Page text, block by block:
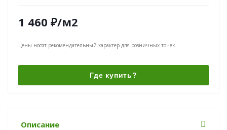
1 460 ₽/м2
Цены носят рекомендательный характер для розничных точек.
Где купить?
Описание